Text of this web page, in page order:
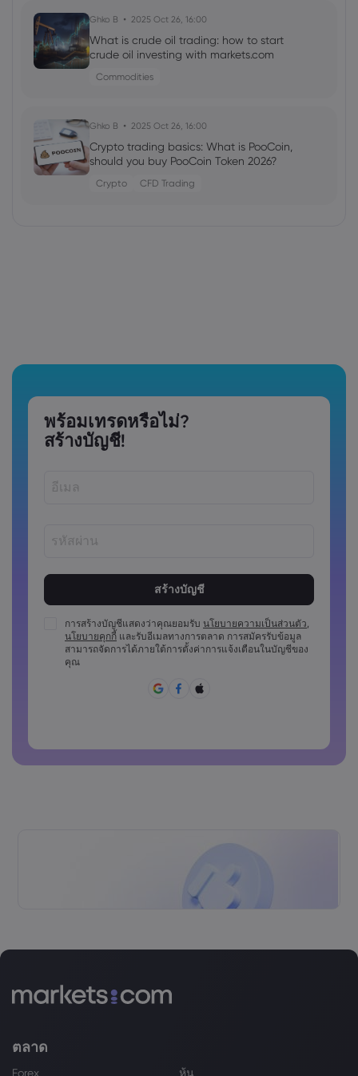
Ghko B 2025 Oct 26, 16:00
What is crude oil trading: how to start
crude oil investing with markets.com
Commodities
Ghko B 2025 Oct 26, 16:00
Crypto trading basics: What is PooCoin,
should you buy PooCoin Token 2026?
Crypto CFD Trading
พร้อมเทรดหรือไม่?
สร้างบัญชี!
รหัสผ่านต้องมีตัวพิมพ์ใหญ่อย่างน้อย 1 ตัว
รหัสผ่านต้องมีตัวพิมพ์เล็กอย่างน้อย 1 ตัว
รหัสผ่านจะต้องประกอบด้วย ~!@#£%^&amp;*()_-
+=:;&lt;&lt;&gt;{{,[[]?,.
ไม่สามารถใช้รหัสผ่านที่คาดเดาง่าย
การสร้างบัญชีแสดงว่าคุณยอมรับ นโยบายความเป็นส่วนตัว,
นโยบายคุกกี้ และรับอีเมลทางการตลาด การสมัครรับข้อมูล
สามารถจัดการได้ภายใต้การตั้งค่าการแจ้งเตือนในบัญชีของ
คุณ
ตลาด
Forex หุ้น